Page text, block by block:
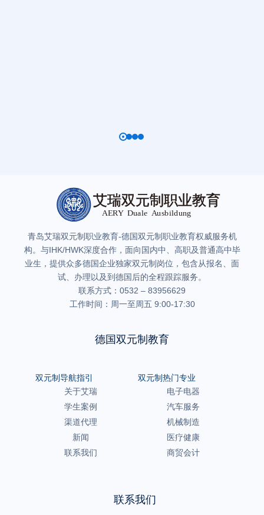
青岛艾瑞双元制职业教育-德国双元制职业教育权威服务机
构。与IHK/HWK深度合作，面向国内中、高职及普通高中毕
业生，提供众多德国企业独家双元制岗位，包含从报名、面
试、办理以及到德国后的全程跟踪服务。
联系方式：0532 – 83956629
工作时间：周一至周五 9:00-17:30
德国双元制教育
双元制导航指引
关于艾瑞
学生案例
渠道代理
新闻
联系我们
双元制热门专业
电子电器
汽车服务
机械制造
医疗健康
商贸会计
联系我们